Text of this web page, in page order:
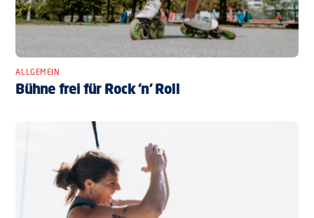
ALLGEMEIN
Bühne frei für Rock ’n’ Roll